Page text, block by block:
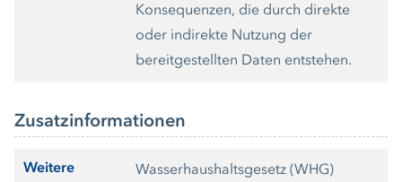
Konsequenzen, die durch direkte
oder indirekte Nutzung der
bereitgestellten Daten entstehen.
Zusatzinformationen
Weitere
Wasserhaushaltsgesetz (WHG)